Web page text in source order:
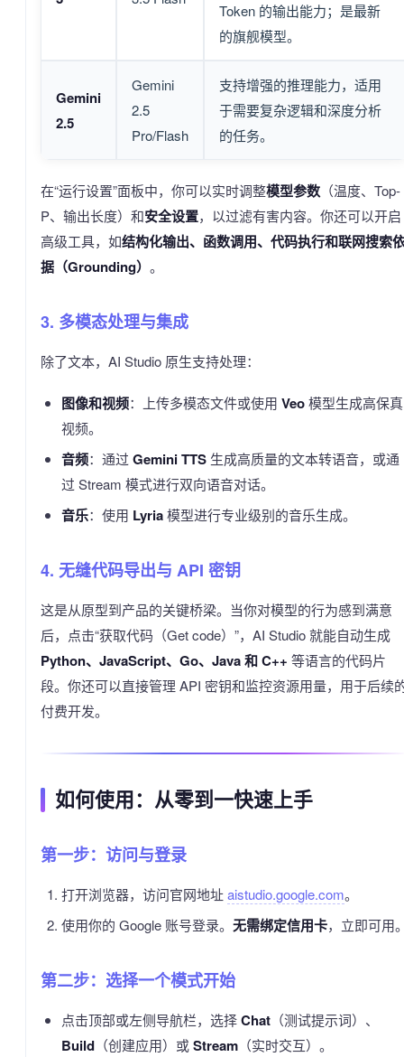
Token 的输出能力；是最新
的旗舰模型。
Gemini
2.5
Gemini
2.5
Pro/Flash
支持增强的推理能力，适用
于需要复杂逻辑和深度分析
的任务。
在“运行设置”面板中，你可以实时调整模型参数 （温度、Top-
P、输出长度）和安全设置，以过滤有害内容。你还可以开启
高级工具，如结构化输出、函数调用、代码执行和联网搜索
据（Grounding） 。
3. 多模态处理与集成
除了文本，AI Studio 原生支持处理：
图像和视频：上传多模态文件或使用 Veo模型生成高保真
视频。
音频：通过 Gemini TTS生成高质量的文本转语音，或通
过 Stream 模式进行双向语音对话。
音乐：使用 Lyria模型进行专业级别的音乐生成。
4. 无缝代码导出与 API 密钥
这是从原型到产品的关键桥梁。当你对模型的行为感到满意
后，点击“获取代码（Get code）”，AI Studio 就能自动生成
Python、JavaScript、Go、Java 和 C++ 等语言的代码片
段。你还可以直接管理 API 密钥和监控资源用量，用于后续
付费开发。
如何使用：从零到一快速上手
第一步：访问与登录
打开浏览器，访问官网地址aistudio.google.com。
使用你的 Google 账号登录。 无需绑定信用卡，立即可用
第二步：选择一个模式开始
点击顶部或左侧导航栏，选择Chat（测试提示词）、
Build（创建应用）或Stream（实时交互）。